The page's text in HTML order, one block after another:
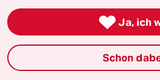
Band gut die Hälfte des
interessant bis
Interpretationen ihrer
bestritt (Bassist Mills
Debütsingle "(Don't Go
 Ja, ich
Schon